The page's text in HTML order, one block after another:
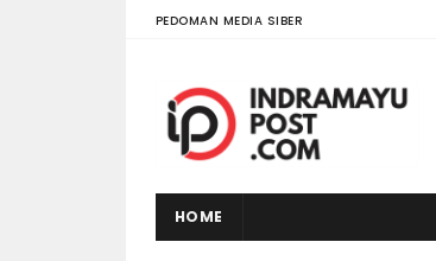
PEDOMAN MEDIA SIBER
HOME